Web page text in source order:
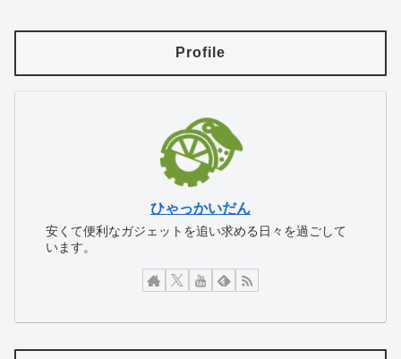
Profile
ひゃっかいだん
安くて便利なガジェットを追い求める日々を過ごして
います。